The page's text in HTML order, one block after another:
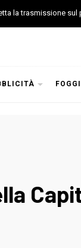
la trasmissione